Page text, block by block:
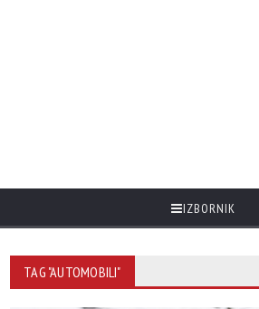
IZBORNIK
TAG "AUTOMOBILI"